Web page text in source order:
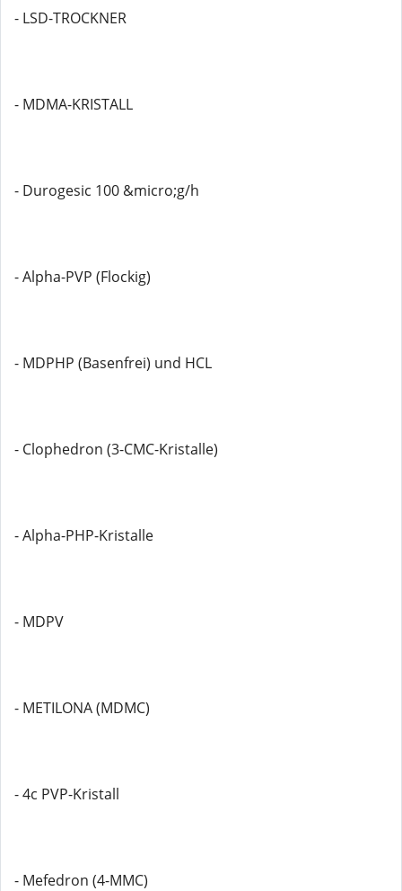
- LSD-TROCKNER
- MDMA-KRISTALL
- Durogesic 100 &micro;g/h
- Alpha-PVP (Flockig)
- MDPHP (Basenfrei) und HCL
- Clophedron (3-CMC-Kristalle)
- Alpha-PHP-Kristalle
- MDPV
- METILONA (MDMC)
- 4c PVP-Kristall
- Mefedron (4-MMC)